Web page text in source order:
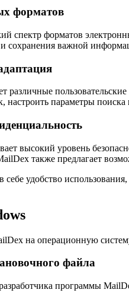
форматов
спектр форматов
и сохранения важной
различные
настроить параметры
высокий уровень
также предлагает
удобство
на операционную
файла
программы